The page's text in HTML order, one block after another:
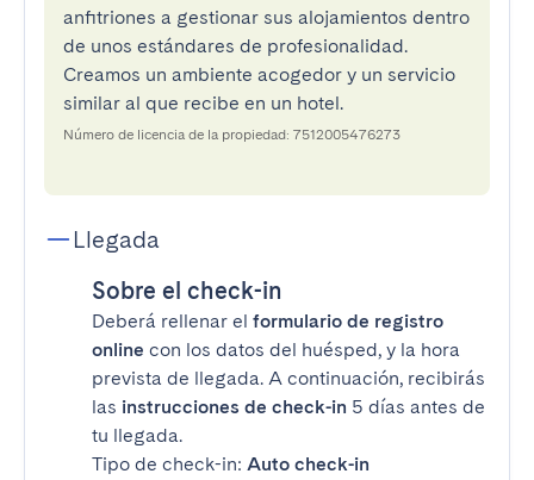
anfitriones a gestionar sus alojamientos dentro
de unos estándares de profesionalidad.
Creamos un ambiente acogedor y un servicio
similar al que recibe en un hotel.
Número de licencia de la propiedad: 7512005476273
Llegada
Sobre el check-in
Deberá rellenar el formulario de registro
online con los datos del huésped, y la hora
prevista de llegada. A continuación, recibirás
las instrucciones de check-in 5 días antes de
tu llegada.
Tipo de check-in: Auto check-in